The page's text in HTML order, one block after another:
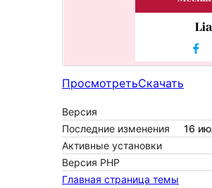
ПросмотретьСкачать
Версия
Последние изменения
16
Активные установки
Версия PHP
Главная страница темы